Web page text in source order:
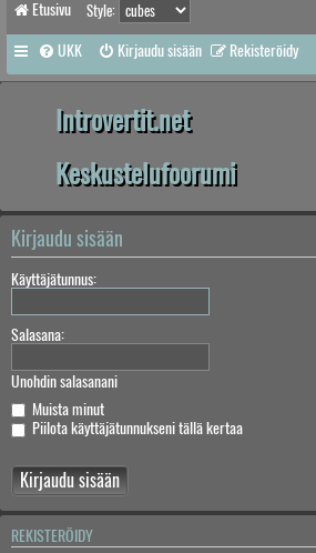
Etusivu Style:
UKK Kirjaudu sisään Rekisteröidy
Introvertit.net
Keskustelufoorumi
Kirjaudu sisään
Käyttäjätunnus:
Salasana:
Unohdin salasanani
Muista minut
Piilota käyttäjätunnukseni tällä kertaa
REKISTERÖIDY